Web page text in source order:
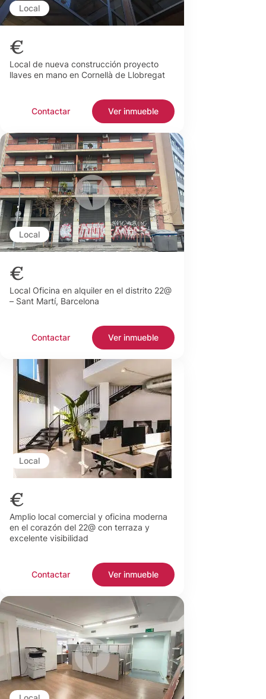
Local
€
Local de nueva construcción proyecto
llaves en mano en Cornellà de Llobregat
Contactar Ver inmueble
Local
€
Local Oficina en alquiler en el distrito 22@
– Sant Martí, Barcelona
Contactar Ver inmueble
Local
€
Amplio local comercial y oficina moderna
en el corazón del 22@ con terraza y
excelente visibilidad
Contactar Ver inmueble